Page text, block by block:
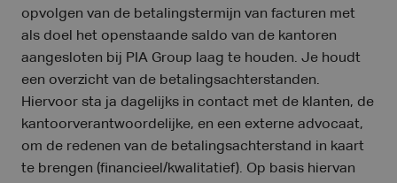
opvolgen van de betalingstermijn van facturen met
als doel het openstaande saldo van de kantoren
aangesloten bij PIA Group laag te houden. Je houdt
een overzicht van de betalingsachterstanden.
Hiervoor sta ja dagelijks in contact met de klanten, de
kantoorverantwoordelijke, en een externe advocaat,
om de redenen van de betalingsachterstand in kaart
te brengen (financieel/kwalitatief). Op basis hiervan